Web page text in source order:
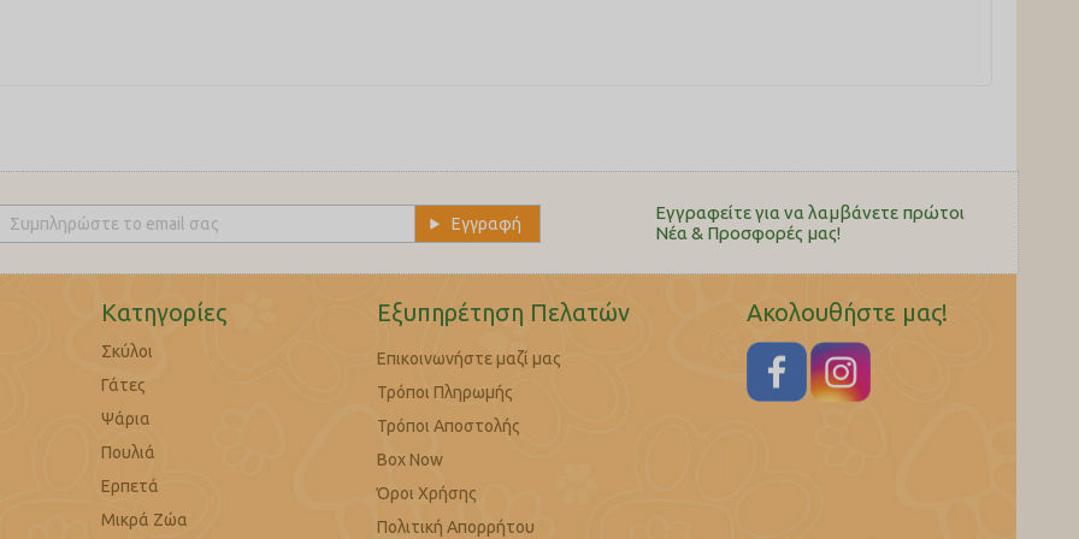
D3: 900, Βιτ Ε: 200.
ιωδικό ασβέστιο: (I: 1.9), Πενταένυδρος θειικός χαλκός: (Cu: 13), Μονοένυδρο θειικό μαγγάνιο: (Mn: 45), Μονοένυδρος
Εγγραφείτε για να λαμβάνετε πρώτοι
Nέα & Προσφορές μας!
Κατηγορίες
Σκύλοι
Γάτες
Ψάρια
Πουλιά
Ερπετά
Μικρά Ζώα
Εξυπηρέτηση Πελατών
Επικοινωνήστε μαζί μας
Τρόποι Πληρωμής
Τρόποι Αποστολής
Box Now
Όροι Χρήσης
Πολιτική Απορρήτου
Ακολουθήστε μας!